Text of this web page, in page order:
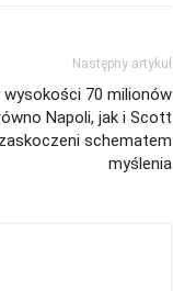
Następny artykuł
70 milionów
Napoli, jak i Scott
schematem
myślenia